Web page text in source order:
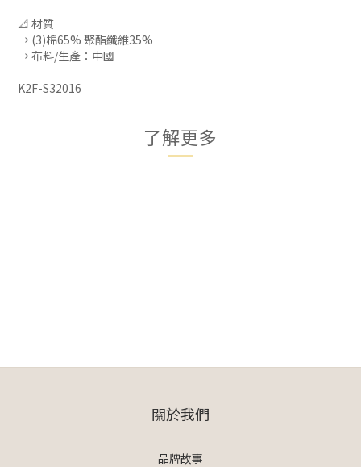
📐 材質
→ (3)棉65% 聚酯纖維35%
→ 布料/生產：中國
K2F-S32016
了解更多
關於我們
品牌故事